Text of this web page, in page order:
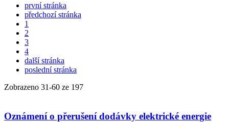
první stránka
předchozí stránka
1
2
3
4
další stránka
poslední stránka
Zobrazeno 31-60 ze 197
Oznámení o přerušení dodávky elektrické energie